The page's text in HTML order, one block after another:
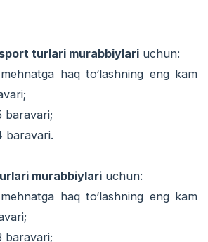
turlari murabbiylari uchun:
haq to‘lashning eng kam
baravari;
baravari.
murabbiylari uchun:
haq to‘lashning eng kam
baravari;